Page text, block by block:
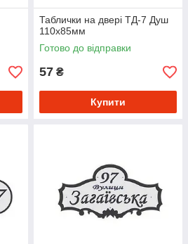
Таблички на двері ТД-7 Душ
110х85мм
Готово до відправки
57 ₴
Купити